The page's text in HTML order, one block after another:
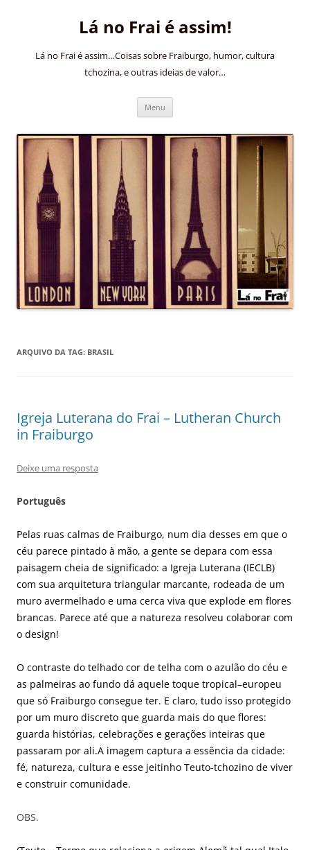
Lá no Frai é assim!
Lá no Frai é assim…Coisas sobre Fraiburgo, humor, cultura
tchozina, e outras ideias de valor…
Menu
ARQUIVO DA TAG: BRASIL
Igreja Luterana do Frai – Lutheran Church
in Fraiburgo
Deixe uma resposta
Português
Pelas ruas calmas de Fraiburgo, num dia desses em que o
céu parece pintado à mão, a gente se depara com essa
paisagem cheia de significado: a Igreja Luterana (IECLB)
com sua arquitetura triangular marcante, rodeada de um
muro avermelhado e uma cerca viva que explode em flores
brancas. Parece até que a natureza resolveu colaborar com
o design!
O contraste do telhado cor de telha com o azulão do céu e
as palmeiras ao fundo dá aquele toque tropical–europeu
que só Fraiburgo consegue ter. E claro, tudo isso protegido
por um muro discreto que guarda mais do que flores:
guarda histórias, celebrações e gerações inteiras que
passaram por ali.A imagem captura a essência da cidade:
fé, natureza, cultura e esse jeitinho Teuto-tchozino de viver
e construir comunidade.
OBS.